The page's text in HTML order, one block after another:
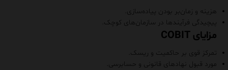
هزینه و زمان‌بر بودن پیاده‌سازی.
پیچیدگی فرآیندها در سازمان‌های کوچک.
مزایای COBIT
تمرکز قوی بر حاکمیت و ریسک.
مورد قبول نهادهای قانونی و حسابرسی.